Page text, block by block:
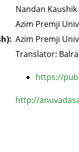
Nandan Kaushik
Azim Premji
Azim Premji
Translator:
https://
http://